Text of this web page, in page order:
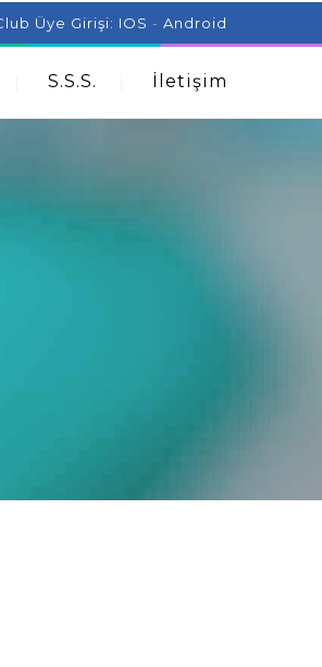
Problems Aromatherapy And
Üye Girişi: IOS - Android
S.S.S. İletişim